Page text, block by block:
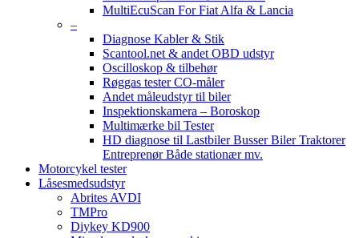
MultiEcuScan For Fiat Alfa & Lancia
–
Diagnose Kabler & Stik
Scantool.net & andet OBD udstyr
Oscilloskop & tilbehør
Røggas tester CO-måler
Andet måleudstyr til biler
Inspektionskamera – Boroskop
Multimærke bil Tester
HD diagnose til Lastbiler Busser Biler Traktorer
Entreprenør Både stationær mv.
Motorcykel tester
Låsesmedsudstyr
Abrites AVDI
TMPro
Diykey KD900